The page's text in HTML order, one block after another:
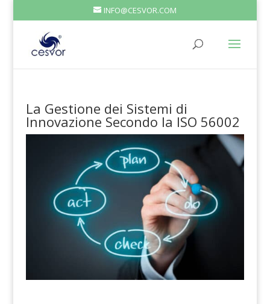
INFO@CESVOR.COM
La Gestione dei Sistemi di
Innovazione Secondo la ISO 56002